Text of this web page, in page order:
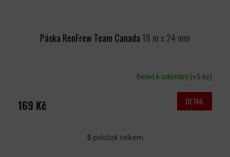
Páska RenFrew Team Canada 18 m x 24 mm
Ihned k odeslání (>5 ks)
169 Kč DETAIL
5 položek celkem